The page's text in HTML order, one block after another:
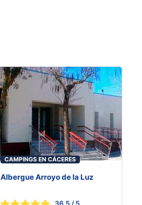
CAMPINGS EN CÁCERES
Albergue Arroyo de la Luz
36.5 / 5